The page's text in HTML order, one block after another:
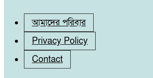
আমাদের পরিবার
Privacy Policy
Contact